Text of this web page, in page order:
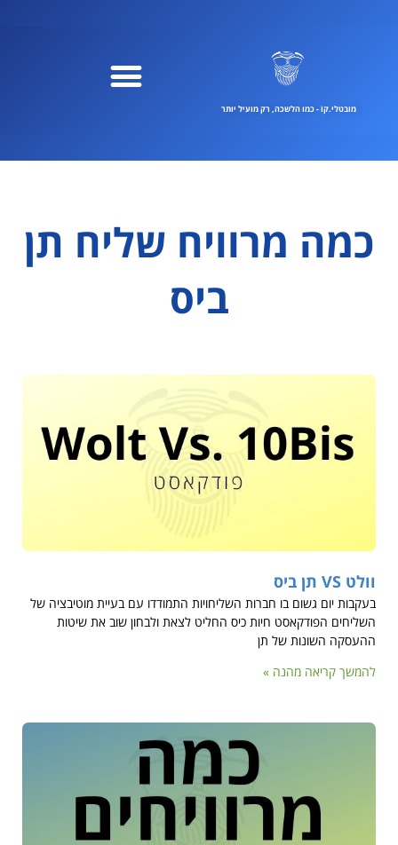
מובטלי.קוֹ - כמו הלשכה, רק מועיל יותר
כמה מרוויח שליח תן
ביס
וולט VS תן ביס
בעקבות יום גשום בו חברות השליחויות התמודדו עם בעיית מוטיבציה של
השליחים הפודקאסט חיות כיס החליט לצאת ולבחון שוב את שיטות
ההעסקה השונות של תן
להמשך קריאה מהנה »